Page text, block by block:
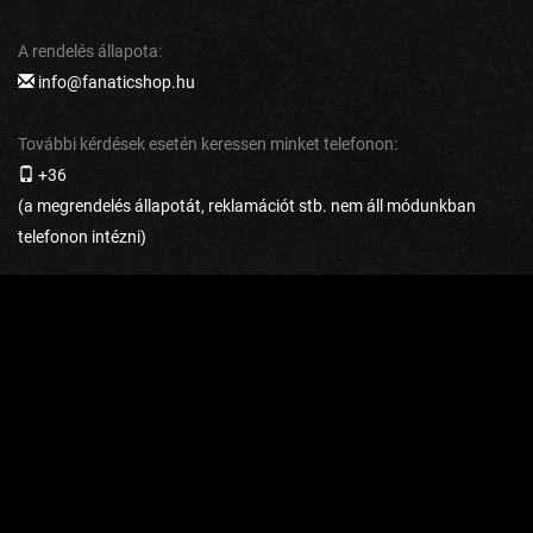
A rendelés állapota:
info@fanaticshop.hu
További kérdések esetén keressen minket telefonon:
+36
(a megrendelés állapotát, reklamációt stb. nem áll módunkban
telefonon intézni)